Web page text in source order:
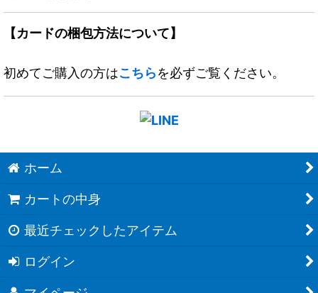
【カードの梱包方法について】
初めてご購入の方はこちらを必ずご覧ください。
ホーム
カートの中身
最近チェックしたアイテム
ログイン